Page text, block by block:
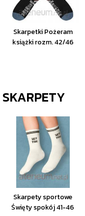
Skarpetki Pożeram
książki rozm. 42/46
SKARPETY
Skarpety sportowe
Święty spokój 41-46